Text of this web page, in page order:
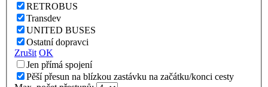
RETROBUS
Transdev
UNITED BUSES
Ostatní dopravci
Zrušit OK
Jen přímá spojení
Pěší přesun na blízkou zastávku na začátku/konci cesty